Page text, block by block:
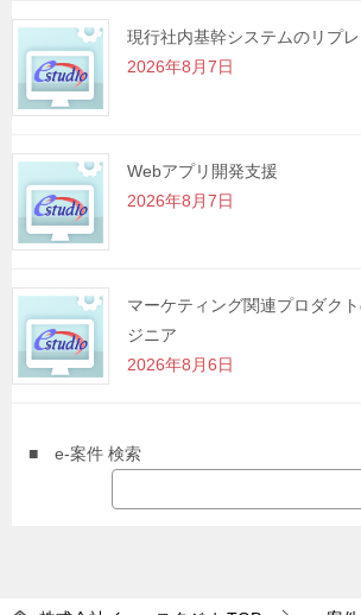
現行社内基幹システムのリプ
2026年8月7日
Webアプリ開発支援
2026年8月7日
マーケティング関連プロダク
ジニア
2026年8月6日
■ e-案件 検索